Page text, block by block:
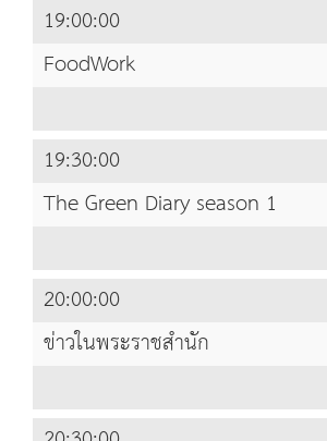
19:00:00
FoodWork
19:30:00
The Green Diary season 1
20:00:00
ข่าวในพระราชสำนัก